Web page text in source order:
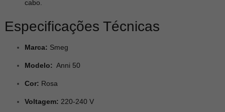
cabo.
Especificações Técnicas
Marca: Smeg
Modelo: Anni 50
Cor: Rosa
Voltagem: 220-240 V